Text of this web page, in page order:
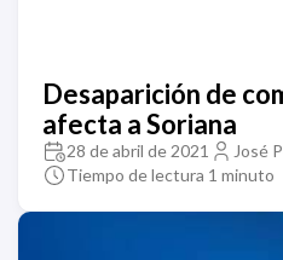
Desaparición de
afecta a Soriana
28 de abril de 2021
José
Tiempo de lectura 1 minuto